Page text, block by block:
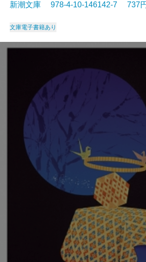
新潮文庫 978-4-10-146142-7 737
文庫電子書籍あり